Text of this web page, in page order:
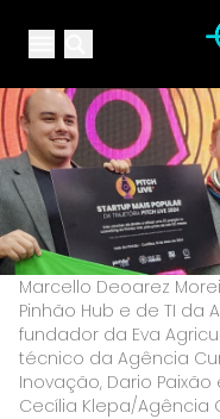
Open main
Marcello Deoarez
Pinhão Hub e de TI da
fundador da Eva
técnico da Agência
Inovação, Dario
Cecília Klepa/Agência